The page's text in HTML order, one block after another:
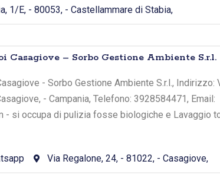
1/E, - 80053, - Castellammare di Stabia,
Casagiove – Sorbo Gestione Ambiente S.r.l.
- Sorbo Gestione Ambiente S.r.l., Indirizzo:
- Campania, Telefono: 3928584471, Email:
- si occupa di pulizia fosse biologiche e Lavaggio
Via Regalone, 24, - 81022, - Casagiove,